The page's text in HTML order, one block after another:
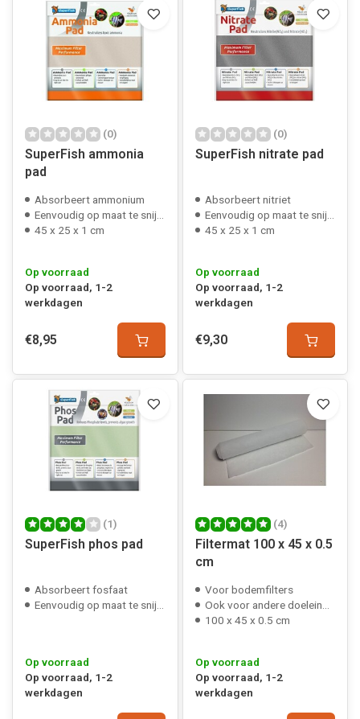
(0)
SuperFish ammonia
pad
Absorbeert ammonium
Eenvoudig op maat te snijden
45 x 25 x 1 cm
Op voorraad
Op voorraad, 1-2
werkdagen
€8,95
(0)
SuperFish nitrate pad
Absorbeert nitriet
Eenvoudig op maat te snijden
45 x 25 x 1 cm
Op voorraad
Op voorraad, 1-2
werkdagen
€9,30
(1)
SuperFish phos pad
Absorbeert fosfaat
Eenvoudig op maat te snijden
Op voorraad
Op voorraad, 1-2
werkdagen
(4)
Filtermat 100 x 45 x 0.5
cm
Voor bodemfilters
Ook voor andere doeleinden bruikbaar
100 x 45 x 0.5 cm
Op voorraad
Op voorraad, 1-2
werkdagen